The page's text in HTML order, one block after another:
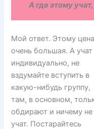
А где этому
Мой ответ. Этому цена
очень большая. А учат
индивидуально, не
вздумайте вступить в
какую-нибудь группу,
там, в основном,
обдирают и ничему не
учат. Постарайтесь